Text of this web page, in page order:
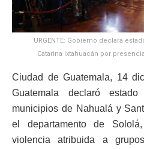
URGENTE: Gobierno declara
Catarina Ixtahuacán por
Ciudad de Guatemala, 14
Guatemala declaró
municipios de Nahualá y
el departamento de
violencia atribuida a